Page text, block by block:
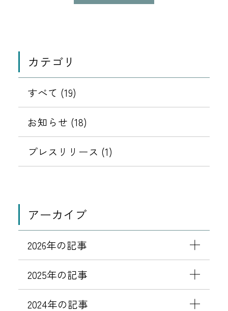
カテゴリ
すべて (19)
お知らせ (18)
プレスリリース (1)
アーカイブ
2026年の記事
2025年の記事
2024年の記事